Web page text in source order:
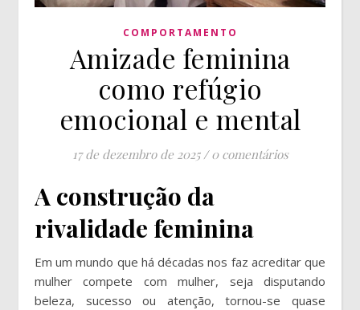
COMPORTAMENTO
Amizade feminina
como refúgio
emocional e mental
17 de dezembro de 2025 / 0 comentários
A construção da
rivalidade feminina
Em um mundo que há décadas nos faz acreditar que
mulher compete com mulher, seja disputando
beleza, sucesso ou atenção, tornou-se quase